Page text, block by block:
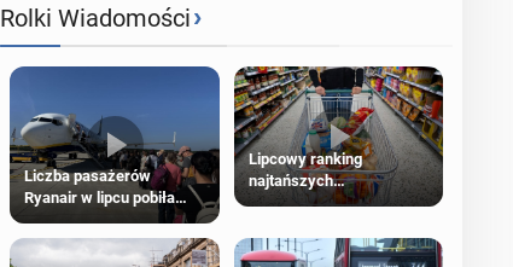
Rolki Wiadomości›
Liczba pasażerów
Ryanair w lipcu pobiła
rekord
Lipcowy ranking
najtańszych
supermarketów